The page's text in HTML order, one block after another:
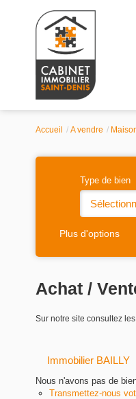
Accueil A vendre
Type de bien
Plus d'options
Achat /
Sur notre site consultez
Immobilier BAILLY
Nous n'avons pas de
Transmettez-nous